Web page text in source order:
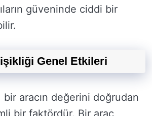
güveninde ciddi bir
Genel Etkileri
aracın değerini doğrudan
bir faktördür. Bir araç,